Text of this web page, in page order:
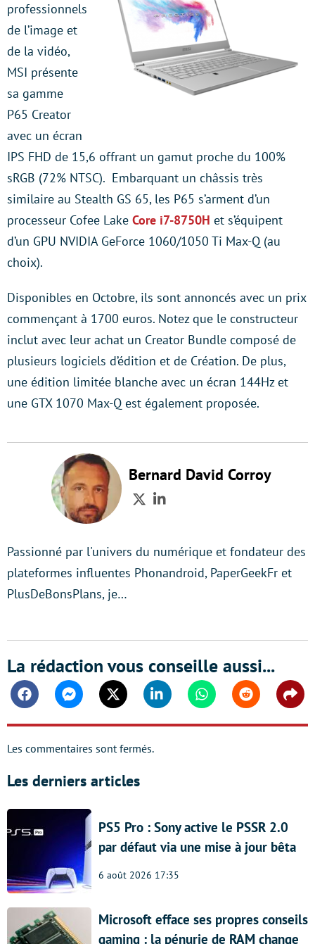
professionnels
de l’image et
de la vidéo,
MSI présente
sa gamme
P65 Creator
avec un écran
IPS FHD de 15,6 offrant un gamut proche du 100%
sRGB (72% NTSC). Embarquant un châssis très
similaire au Stealth GS 65, les P65 s’arment d’un
processeur Cofee Lake Core i7-8750H et s’équipent
d’un GPU NVIDIA GeForce 1060/1050 Ti Max-Q (au
choix).
Disponibles en Octobre, ils sont annoncés avec un prix
commençant à 1700 euros. Notez que le constructeur
inclut avec leur achat un Creator Bundle composé de
plusieurs logiciels d’édition et de Création. De plus,
une édition limitée blanche avec un écran 144Hz et
une GTX 1070 Max-Q est également proposée.
Bernard David Corroy
TwitterLinkedIn
Passionné par l'univers du numérique et fondateur des
plateformes influentes Phonandroid, PaperGeekFr et
PlusDeBonsPlans, je…
La rédaction vous conseille aussi...
FacebookMessengerTwitter Linkedin WhatsappReddit
Les commentaires sont fermés.
Les derniers articles
PS5 Pro : Sony active le PSSR 2.0
par défaut via une mise à jour bêta
6 août 2026 17:35
Microsoft efface ses propres conseils
gaming : la pénurie de RAM change